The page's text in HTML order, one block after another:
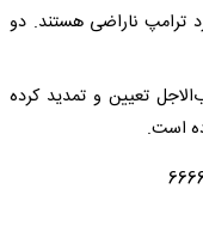
ترامپ ناراضی هستند. دو
تعیین و تمدید کرده
است.